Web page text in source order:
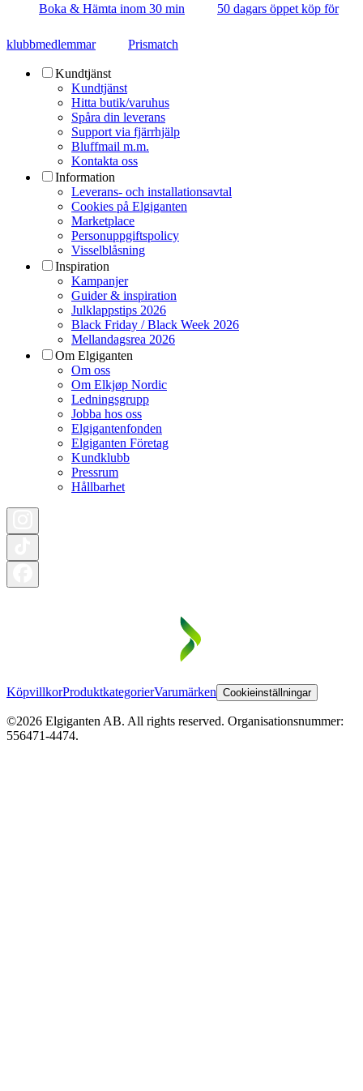
Boka & Hämta inom 30 min 50 dagars öppet köp för
klubbmedlemmar Prismatch
Kundtjänst
Kundtjänst
Hitta butik/varuhus
Spåra din leverans
Support via fjärrhjälp
Bluffmail m.m.
Kontakta oss
Information
Leverans- och installationsavtal
Cookies på Elgiganten
Marketplace
Personuppgiftspolicy
Visselblåsning
Inspiration
Kampanjer
Guider & inspiration
Julklappstips 2026
Black Friday / Black Week 2026
Mellandagsrea 2026
Om Elgiganten
Om oss
Om Elkjøp Nordic
Ledningsgrupp
Jobba hos oss
Elgigantenfonden
Elgiganten Företag
Kundklubb
Pressrum
Hållbarhet
KöpvillkorProduktkategorierVarumärken Cookieinställningar
©2026 Elgiganten AB. All rights reserved. Organisationsnummer:
556471-4474.